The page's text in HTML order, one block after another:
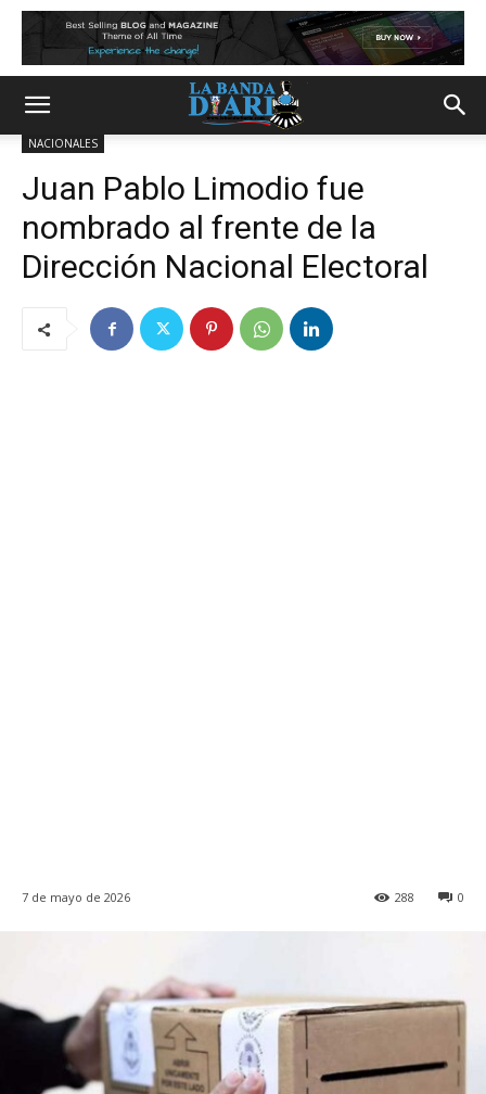
NACIONALES
Juan Pablo Limodio fue
nombrado al frente de la
Dirección Nacional Electoral
7 de mayo de 2026 0
288